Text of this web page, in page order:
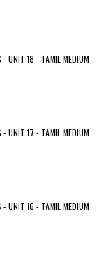
- UNIT 18 - TAMIL MEDIUM
- UNIT 17 - TAMIL MEDIUM
- UNIT 16 - TAMIL MEDIUM